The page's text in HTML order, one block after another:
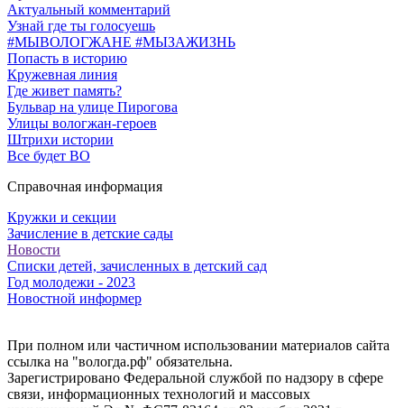
Актуальный комментарий
Узнай где ты голосуешь
#МЫВОЛОГЖАНЕ #МЫЗАЖИЗНЬ
Попасть в историю
Кружевная линия
Где живет память?
Бульвар на улице Пирогова
Улицы вологжан-героев
Штрихи истории
Все будет ВО
Справочная информация
Кружки и секции
Зачисление в детские сады
Новости
Списки детей, зачисленных в детский сад
Год молодежи - 2023
Новостной информер
При полном или частичном использовании материалов сайта
ссылка на "вологда.рф" обязательна.
Зарегистрировано Федеральной службой по надзору в сфере
связи, информационных технологий и массовых